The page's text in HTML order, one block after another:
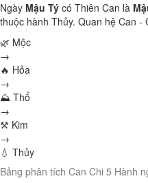
Ngày Mậu Tý có Thiên Can là
thuộc hành Thủy. Quan hệ Can -
🌿 Mộc
→
🔥 Hỏa
→
⛰ Thổ
→
⚒ Kim
→
💧 Thủy
Bảng phân tích Can Chi 5 Hành